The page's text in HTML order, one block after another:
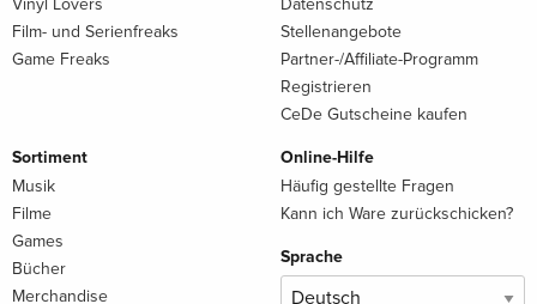
Film- und Serienfreaks
Game Freaks
Stellenangebote
Partner-/Affiliate-Programm
Registrieren
CeDe Gutscheine kaufen
Sortiment
Musik
Filme
Games
Bücher
Merchandise
Online-Hilfe
Häufig gestellte Fragen
Kann ich Ware zurückschicken?
Sprache